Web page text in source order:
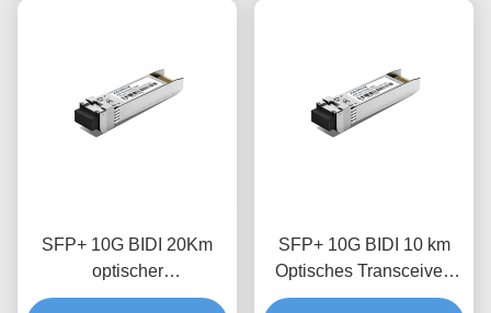
SFP+ 10G BIDI 20Km
optischer
Empfängermodul
SFP+ 10G BIDI 10 km
Optisches Transceiver-
Modul